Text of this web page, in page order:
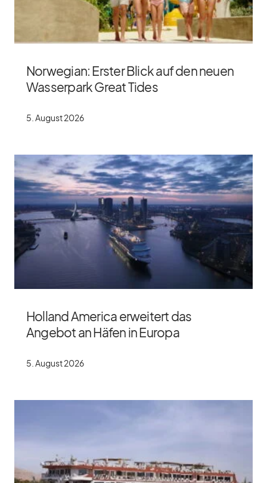
Norwegian: Erster Blick auf den neuen
Wasserpark Great Tides
5. Au­gust 2026
Holland America erweitert das
Angebot an Häfen in Europa
5. Au­gust 2026